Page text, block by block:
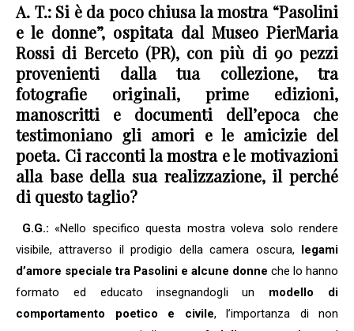
A. T.: Si è da poco chiusa la mostra “Pasolini
e le donne”, ospitata dal Museo PierMaria
Rossi di Berceto (PR), con più di 90 pezzi
provenienti dalla tua collezione, tra
fotografie originali, prime edizioni,
manoscritti e documenti dell’epoca che
testimoniano gli amori e le amicizie del
poeta. Ci racconti la mostra e le motivazioni
alla base della sua realizzazione, il perché
di questo taglio?
G.G.: «Nello specifico questa mostra voleva solo rendere
visibile, attraverso il prodigio della camera oscura, legami
d’amore speciale tra Pasolini e alcune donne che lo hanno
formato ed educato insegnandogli un modello di
comportamento poetico e civile, l’importanza di non